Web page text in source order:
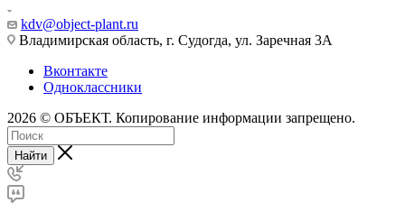
kdv@object-plant.ru
Владимирская область, г. Судогда, ул. Заречная 3А
Вконтакте
Одноклассники
2026 © ОБЪЕКТ. Копирование информации запрещено.
Найти